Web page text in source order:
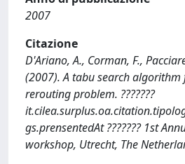
2007
Citazione
D'Ariano, A., Corman, F.,
(2007). A tabu search
rerouting problem. ???????
gs.prensentedAt ??????? 1st
workshop, Utrecht, The